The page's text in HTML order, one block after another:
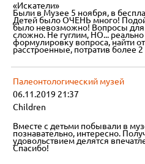
«Искатели»
Были в Музее 5 ноября, в
Детей было ОЧЕНЬ много!
было невозможно! Вопросы для
сложно. Не гуглим, НО...
формулировку вопроса, найти
расстроенные, потратив более 2
Палеонтологический музей
06.11.2019 21:37
Children
Вместе с детьми побывали в
познавательно, интересно.
удовольствием делятся
Спасибо!